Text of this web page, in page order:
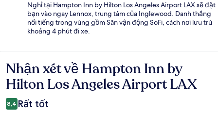
Nghỉ tại Hampton Inn by Hilton Los Angeles Airport LAX sẽ đặt
bạn vào ngay Lennox, trung tâm của Inglewood. Danh thắng
nổi tiếng trong vùng gồm Sân vận động SoFi, cách nơi lưu trú
khoảng 4 phút đi xe.
Nhận
xét
Nhận xét về Hampton Inn by
Hilton Los Angeles Airport LAX
8,4 Rất tốt